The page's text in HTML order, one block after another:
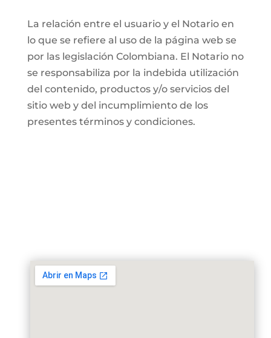
La relación entre el usuario y el Notario en
lo que se refiere al uso de la página web se
por las legislación Colombiana. El Notario no
se responsabiliza por la indebida utilización
del contenido, productos y/o servicios del
sitio web y del incumplimiento de los
presentes términos y condiciones.